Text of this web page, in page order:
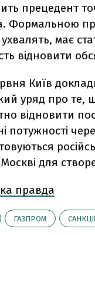
прецедент
Формальною
ухвалять, має
відновити
Київ
уряд про те,
відновити
потужності
Москві для
правда
ГАЗПРОМ САНКЦІЇ